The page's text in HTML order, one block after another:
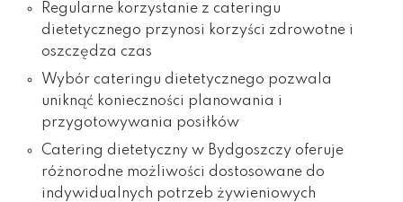
Regularne korzystanie z cateringu
dietetycznego przynosi korzyści zdrowotne i
oszczędza czas
Wybór cateringu dietetycznego pozwala
uniknąć konieczności planowania i
przygotowywania posiłków
Catering dietetyczny w Bydgoszczy oferuje
różnorodne możliwości dostosowane do
indywidualnych potrzeb żywieniowych